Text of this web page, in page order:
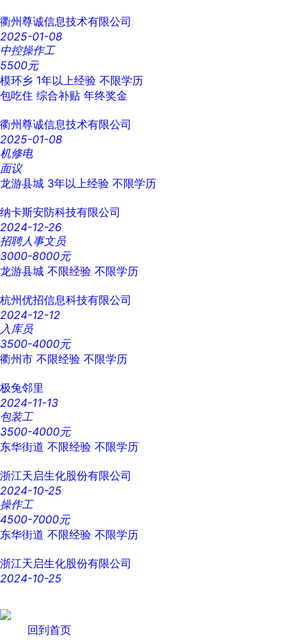
衢州尊诚信息技术有限公司
2025-01-08
中控操作工
5500元
模环乡 1年以上经验 不限学历
包吃住 综合补贴 年终奖金
衢州尊诚信息技术有限公司
2025-01-08
机修电
面议
龙游县城 3年以上经验 不限学历
纳卡斯安防科技有限公司
2024-12-26
招聘人事文员
3000-8000元
龙游县城 不限经验 不限学历
杭州优招信息科技有限公司
2024-12-12
入库员
3500-4000元
衢州市 不限经验 不限学历
极兔邻里
2024-11-13
包装工
3500-4000元
东华街道 不限经验 不限学历
浙江天启生化股份有限公司
2024-10-25
操作工
4500-7000元
东华街道 不限经验 不限学历
浙江天启生化股份有限公司
2024-10-25
回到首页